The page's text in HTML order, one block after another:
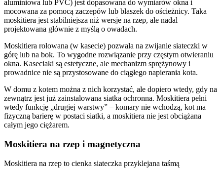
aluminiowa lub PVC) jest dopasowana do wymiarów okna i
mocowana za pomocą zaczepów lub blaszek do ościeżnicy. Taka
moskitiera jest stabilniejsza niż wersje na rzep, ale nadal
projektowana głównie z myślą o owadach.
Moskitiera rolowana (w kasecie) pozwala na zwijanie siateczki w
górę lub na bok. To wygodne rozwiązanie przy częstym otwieraniu
okna. Kaseciaki są estetyczne, ale mechanizm sprężynowy i
prowadnice nie są przystosowane do ciągłego napierania kota.
W domu z kotem można z nich korzystać, ale dopiero wtedy, gdy na
zewnątrz jest już zainstalowana siatka ochronna. Moskitiera pełni
wtedy funkcję „drugiej warstwy” – komary nie wchodzą, kot ma
fizyczną barierę w postaci siatki, a moskitiera nie jest obciążana
całym jego ciężarem.
Moskitiera na rzep i magnetyczna
Moskitiera na rzep to cienka siateczka przyklejana taśmą